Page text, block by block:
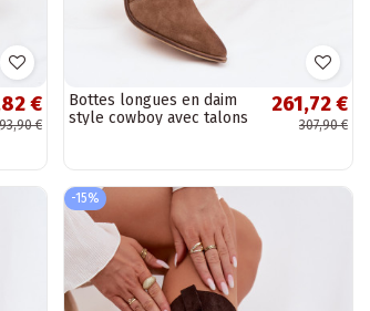
€
93,90 €
Bottes longues en daim
style cowboy avec talons
261,72 €
307,90 €
-15%